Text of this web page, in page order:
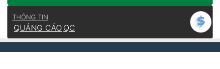
THÔNG TIN
QUẢNG CÁO QC